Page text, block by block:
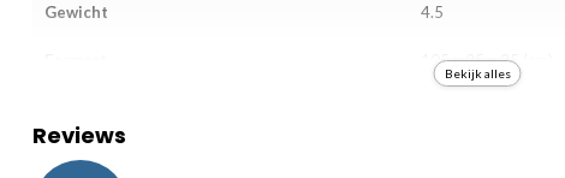
Gewicht 4.5
105 x 25 x 25 (cm)
Aantal Warmtestanden
Bekijk alles
Reviews